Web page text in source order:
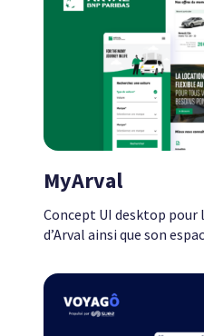
MyArval
Concept UI desktop pour
d’Arval ainsi que son